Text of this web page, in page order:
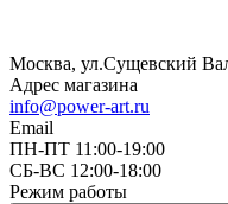
Москва, ул.Сущевский
Адрес магазина
info@power-art.ru
Email
ПН-ПТ 11:00-19:00
СБ-ВС 12:00-18:00
Режим работы